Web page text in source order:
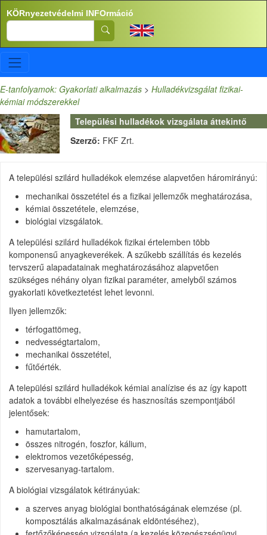
Ugrás a tartalomra
KÖRnyezetvédelmi INFOrmáció
Search
E-tanfolyamok: Gyakorlati alkalmazás > Hulladékvizsgálat fizikai-
kémiai módszerekkel
Települési hulladékok vizsgálata áttekintő
Szerző: FKF Zrt.
A települési szilárd hulladékok elemzése alapvetően háromirányú:
mechanikai összetétel és a fizikai jellemzők meghatározása,
kémiai összetétele, elemzése,
biológiai vizsgálatok.
A települési szilárd hulladékok fizikai értelemben több
komponensű anyagkeverékek. A szűkebb szállítás és kezelés
tervszerű alapadatainak meghatározásához alapvetően
szükséges néhány olyan fizikai paraméter, amelyből számos
gyakorlati következtetést lehet levonni.
Ilyen jellemzők:
térfogattömeg,
nedvességtartalom,
mechanikai összetétel,
fűtőérték.
A települési szilárd hulladékok kémiai analízise és az így kapott
adatok a további elhelyezése és hasznosítás szempontjából
jelentősek:
hamutartalom,
összes nitrogén, foszfor, kálium,
elektromos vezetőképesség,
szervesanyag-tartalom.
A biológiai vizsgálatok kétirányúak:
a szerves anyag biológiai bonthatóságának elemzése (pl.
komposztálás alkalmazásának eldöntéséhez),